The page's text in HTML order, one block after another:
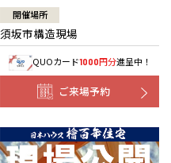
開催場所
須坂市構造現場
QUOカード1000円分進呈中！
ご来場予約